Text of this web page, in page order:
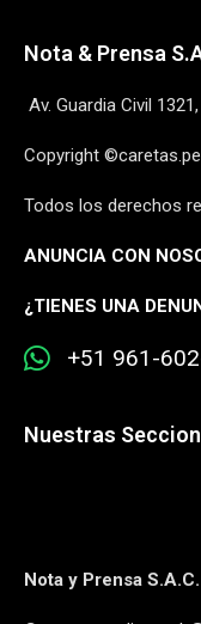
Nota & Prensa
Av. Guardia Civil
Copyright
Todos los derechos
ANUNCIA CON
¿TIENES UNA
+51 961-
Nuestras
Nota y Prensa S.A.C.